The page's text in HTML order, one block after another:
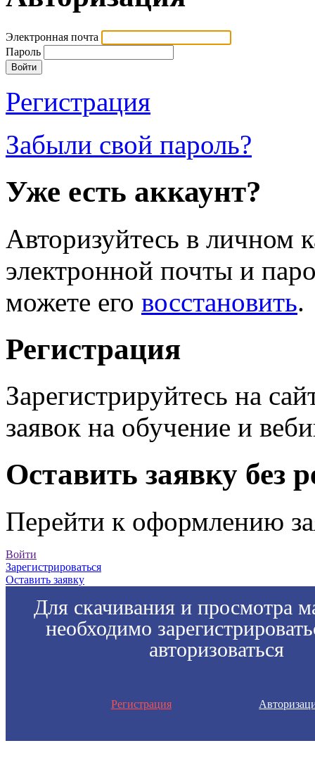
Электронная почта
Пароль
Регистрация
Забыли свой пароль?
Уже есть аккаунт?
Авторизуйтесь в личном
электронной почты и
можете его восстановить.
Регистрация
Зарегистрируйтесь на
заявок на обучение и
Оставить заявку без
Перейти к оформлению
Войти
Зарегистрироваться
Оставить заявку
Для скачивания и просмотра
необходимо
авторизоваться
Регистрация